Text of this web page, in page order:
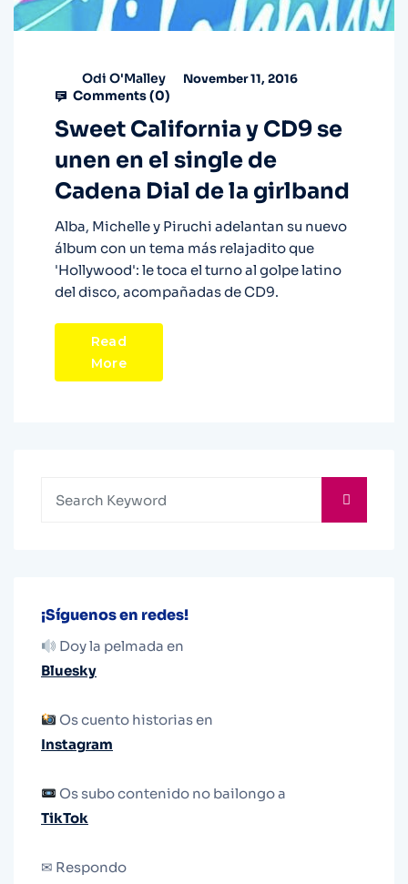
Odi O'Malley November 11, 2016
Comments (0)
Sweet California y CD9 se
unen en el single de
Cadena Dial de la girlband
Alba, Michelle y Piruchi adelantan su nuevo
álbum con un tema más relajadito que
'Hollywood': le toca el turno al golpe latino
del disco, acompañadas de CD9.
Read
More
¡Síguenos en redes!
Doy la pelmada en
Bluesky
Os cuento historias en
Instagram
Os subo contenido no bailongo a
TikTok
✉ Respondo